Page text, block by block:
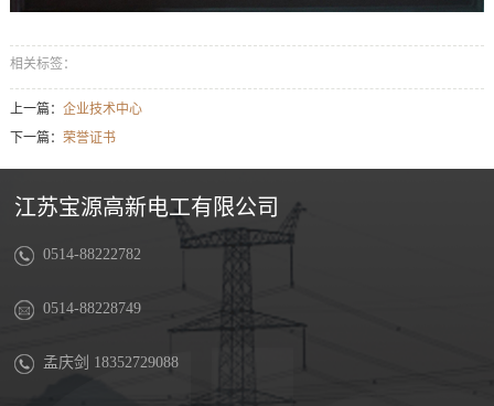
相关标签：
上一篇： 企业技术中心
下一篇： 荣誉证书
江苏宝源高新电工有限公司
0514-88222782
0514-88228749
孟庆剑 18352729088